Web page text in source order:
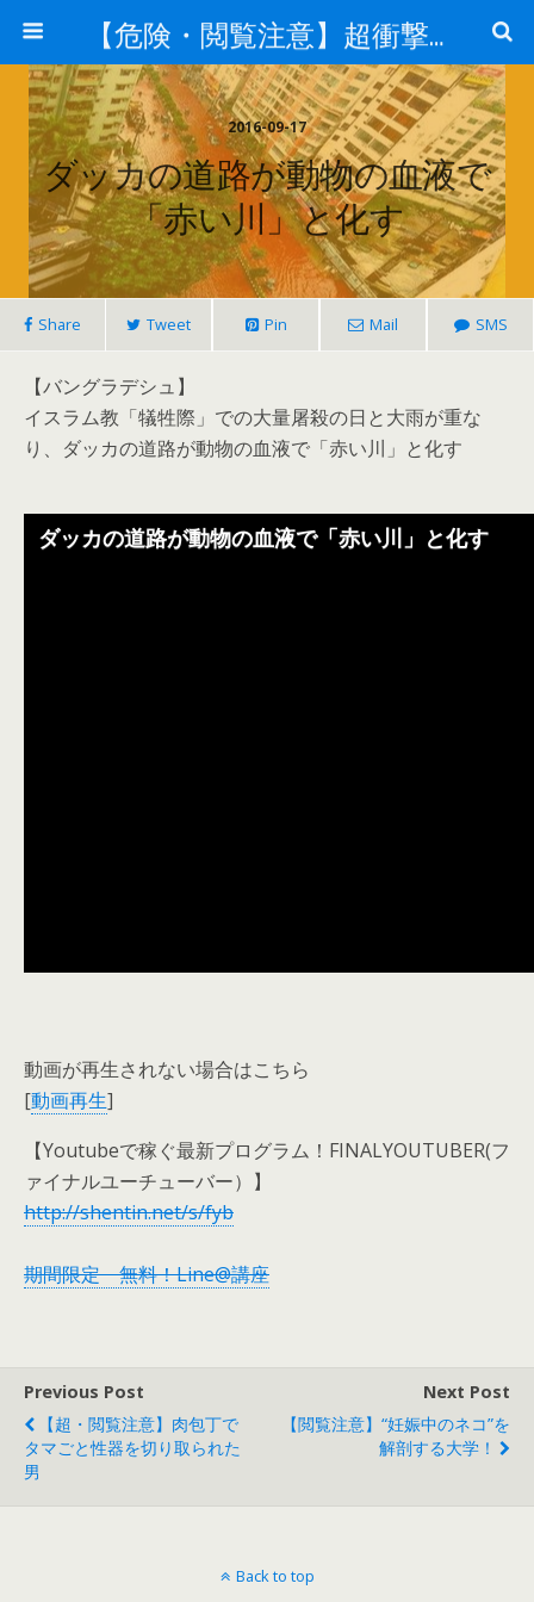
【危険・閲覧注意】超衝撃・超刺激的ニュース
2016-09-17
ダッカの道路が動物の血液で
「赤い川」と化す
Share Tweet Pin Mail SMS
【バングラデシュ】
イスラム教「犠牲際」での大量屠殺の日と大雨が重な
り、ダッカの道路が動物の血液で「赤い川」と化す
ダッカの道路が動物の血液で「赤い川」と化す
動画が再生されない場合はこちら
[動画再生]
【Youtubeで稼ぐ最新プログラム！FINALYOUTUBER(フ
ァイナルユーチューバー）】
http://shentin.net/s/fyb
期間限定 無料！Line@講座
Previous Post
【超・閲覧注意】肉包丁で
タマごと性器を切り取られた
男
Next Post
【閲覧注意】“妊娠中のネコ”を
解剖する大学！
Back to top